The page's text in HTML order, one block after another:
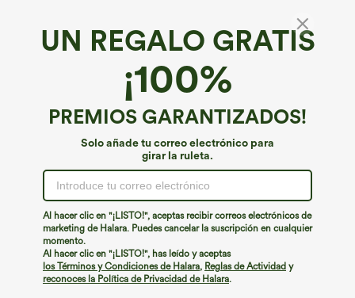
UN REGALO GRATIS
¡100%
PREMIOS GARANTIZADOS!
Solo añade tu correo electrónico para
girar la ruleta.
Al hacer clic en "¡LISTO!", aceptas recibir correos electrónicos de
marketing de Halara. Puedes cancelar la suscripción en cualquier
momento.
Al hacer clic en "¡LISTO!", has leído y aceptas
los Términos y Condiciones de Halara, Reglas de Actividad y
reconoces la Política de Privacidad de Halara.
€35,95 EUR
Compra 2 y llévate 1 gratis
High Waisted Side Pocket Straight Leg
Work Pants
+23
€44,95 EUR €49,95 EUR
Compra 2 y obtén un 10% de descuento
| Compra 3 y obtén un 20% de
descuento
Halara Flex™ vaqueros casual lavados